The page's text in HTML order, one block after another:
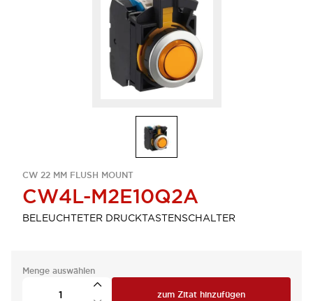
CW 22 MM FLUSH MOUNT
CW4L-M2E10Q2A
BELEUCHTETER DRUCKTASTENSCHALTER
Menge auswählen
zum Zitat hinzufügen